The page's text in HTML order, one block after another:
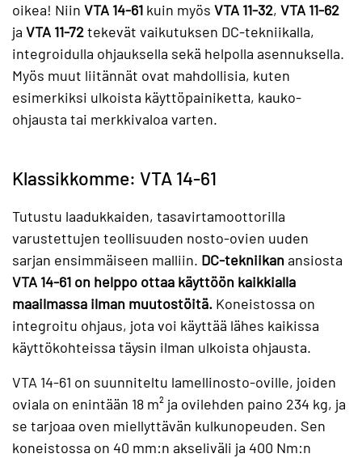
oikea! Niin VTA 14-61 kuin myös VTA 11-32, VTA 11-62
ja VTA 11-72tekevät vaikutuksen DC-tekniikalla,
integroidulla ohjauksella sekä helpolla asennuksella.
Myös muut liitännät ovat mahdollisia, kuten
esimerkiksi ulkoista käyttöpainiketta, kauko-
ohjausta tai merkkivaloa varten.
Klassikkomme: VTA 14-61
Tutustu laadukkaiden, tasavirtamoottorilla
varustettujen teollisuuden nosto-ovien uuden
sarjan ensimmäiseen malliin. DC-tekniikanansiosta
VTA 14-61 on helppo ottaa käyttöön kaikkialla
maailmassa ilman muutostöitä. Koneistossa on
integroitu ohjaus, jota voi käyttää lähes kaikissa
käyttökohteissa täysin ilman ulkoista ohjausta.
VTA 14-61 on suunniteltu lamellinosto-oville, joiden
oviala on enintään 18 m² ja ovilehden paino 234 kg, ja
se tarjoaa oven miellyttävän kulkunopeuden. Sen
koneistossa on 40 mm:n akseliväli ja 400 Nm:n